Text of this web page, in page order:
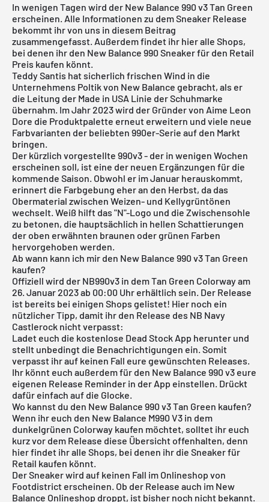
In wenigen Tagen wird der New Balance 990 v3 Tan Green
erscheinen. Alle Informationen zu dem Sneaker Release
bekommt ihr von uns in diesem Beitrag
zusammengefasst. Außerdem findet ihr hier alle Shops,
bei denen ihr den New Balance 990 Sneaker für den Retail
Preis kaufen könnt.
Teddy Santis hat sicherlich frischen Wind in die
Unternehmens Poltik von New Balance gebracht, als er
die Leitung der Made in USA Linie der Schuhmarke
übernahm. Im Jahr 2023 wird der Gründer von Aime Leon
Dore die Produktpalette erneut erweitern und viele neue
Farbvarianten der beliebten 990er-Serie auf den Markt
bringen.
Der kürzlich vorgestellte 990v3 - der in wenigen Wochen
erscheinen soll, ist eine der neuen Ergänzungen für die
kommende Saison. Obwohl er im Januar herauskommt,
erinnert die Farbgebung eher an den Herbst, da das
Obermaterial zwischen Weizen- und Kellygrüntönen
wechselt. Weiß hilft das "N"-Logo und die Zwischensohle
zu betonen, die hauptsächlich in hellen Schattierungen
der oben erwähnten braunen oder grünen Farben
hervorgehoben werden.
Ab wann kann ich mir den New Balance 990 v3 Tan Green
kaufen?
Offiziell wird der NB990v3 in dem Tan Green Colorway am
26. Januar 2023 ab 00:00 Uhr erhältlich sein. Der Release
ist bereits bei einigen Shops gelistet! Hier noch ein
nützlicher Tipp, damit ihr den Release des NB Navy
Castlerock nicht verpasst:
Ladet euch die kostenlose Dead Stock App herunter und
stellt unbedingt die Benachrichtigungen ein. Somit
verpasst ihr auf keinen Fall eure gewünschten Releases.
Ihr könnt euch außerdem für den New Balance 990 v3 eure
eigenen Release Reminder in der App einstellen. Drückt
dafür einfach auf die Glocke.
Wo kannst du den New Balance 990 v3 Tan Green kaufen?
Wenn ihr euch den New Balance M990 V3 in dem
dunkelgrünen Colorway kaufen möchtet, solltet ihr euch
kurz vor dem Release diese Übersicht offenhalten, denn
hier findet ihr alle Shops, bei denen ihr die Sneaker für
Retail kaufen könnt.
Der Sneaker wird auf keinen Fall im Onlineshop von
Footdistrict erscheinen. Ob der Release auch im New
Balance Onlineshop droppt, ist bisher noch nicht bekannt.